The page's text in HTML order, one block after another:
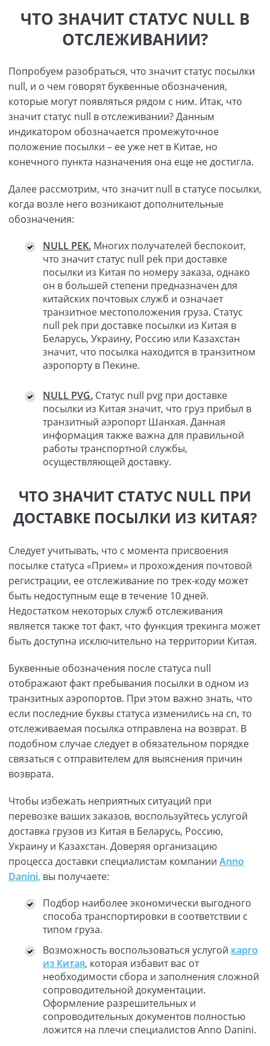
ЧТО ЗНАЧИТ СТАТУС NULL В
ОТСЛЕЖИВАНИИ?
Попробуем разобраться, что значит статус посылки
null, и о чем говорят буквенные обозначения,
которые могут появляться рядом с ним. Итак, что
значит статус null в отслеживании? Данным
индикатором обозначается промежуточное
положение посылки – ее уже нет в Китае, но
конечного пункта назначения она еще не достигла.
Далее рассмотрим, что значит null в статусе посылки,
когда возле него возникают дополнительные
обозначения:
NULL PEK. Многих получателей беспокоит,
что значит статус null pek при доставке
посылки из Китая по номеру заказа, однако
он в большей степени предназначен для
китайских почтовых служб и означает
транзитное местоположения груза. Статус
null pek при доставке посылки из Китая в
Беларусь, Украину, Россию или Казахстан
значит, что посылка находится в транзитном
аэропорту в Пекине.
NULL PVG. Статус null pvg при доставке
посылки из Китая значит, что груз прибыл в
транзитный аэропорт Шанхая. Данная
информация также важна для правильной
работы транспортной службы,
осуществляющей доставку.
ЧТО ЗНАЧИТ СТАТУС NULL ПРИ
ДОСТАВКЕ ПОСЫЛКИ ИЗ КИТАЯ?
Следует учитывать, что с момента присвоения
посылке статуса «Прием» и прохождения почтовой
регистрации, ее отслеживание по трек-коду может
быть недоступным еще в течение 10 дней.
Недостатком некоторых служб отслеживания
является также тот факт, что функция трекинга может
быть доступна исключительно на территории Китая.
Буквенные обозначения после статуса null
отображают факт пребывания посылки в одном из
транзитных аэропортов. При этом важно знать, что
если последние буквы статуса изменились на cn, то
отслеживаемая посылка отправлена на возврат. В
подобном случае следует в обязательном порядке
связаться с отправителем для выяснения причин
возврата.
Чтобы избежать неприятных ситуаций при
перевозке ваших заказов, воспользуйтесь услугой
доставка грузов из Китая в Беларусь, Россию,
Украину и Казахстан. Доверяя организацию
процесса доставки специалистам компании Anno
Danini, вы получаете:
Подбор наиболее экономически выгодного
способа транспортировки в соответствии с
типом груза.
Возможность воспользоваться услугой карго
из Китая, которая избавит вас от
необходимости сбора и заполнения сложной
сопроводительной документации.
Оформление разрешительных и
сопроводительных документов полностью
ложится на плечи специалистов Anno Danini.